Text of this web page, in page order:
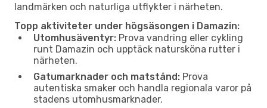
landmärken och naturliga utflykter i närheten.
Topp aktiviteter under högsäsongen i Damazin:
Utomhusäventyr: Prova vandring eller cykling
runt Damazin och upptäck natursköna rutter i
närheten.
Gatumarknader och matstånd: Prova
autentiska smaker och handla regionala varor på
stadens utomhusmarknader.